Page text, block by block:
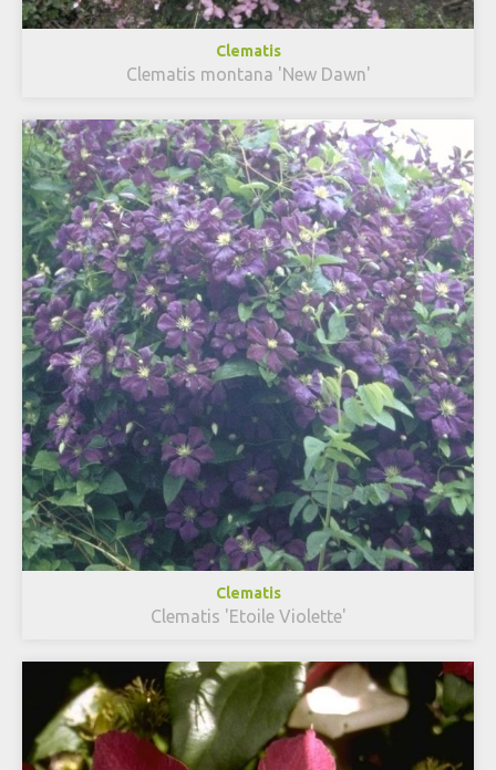
Clematis
Clematis montana 'New Dawn'
Clematis
Clematis 'Etoile Violette'